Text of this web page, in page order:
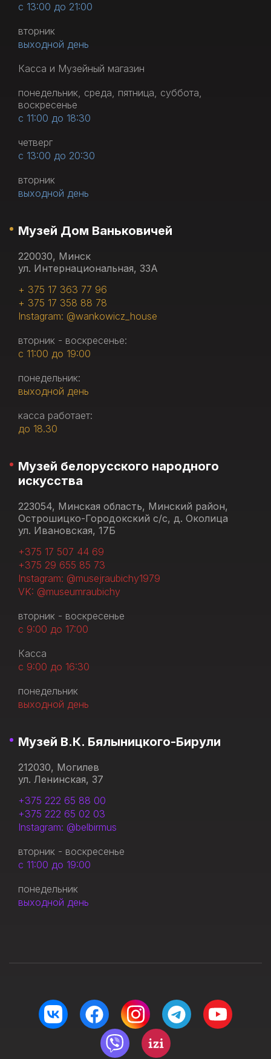
с 13:00 до 21:00
вторник
выходной день
Касса и Музейный магазин
понедельник, среда, пятница, суббота,
воскресенье
с 11:00 до 18:30
четверг
с 13:00 до 20:30
вторник
выходной день
Музей Дом Ваньковичей
220030, Минск
ул. Интернациональная, 33А
+ 375 17 363 77 96
+ 375 17 358 88 78
Instagram: @wankowicz_house
вторник - воскресенье:
с 11:00 до 19:00
понедельник:
выходной день
касса работает:
до 18.30
Музей белорусского народного
искусства
223054, Минская область, Минский район,
Острошицко-Городокский с/с, д. Околица
ул. Ивановская, 17Б
+375 17 507 44 69
+375 29 655 85 73
Instagram: @musejraubichy1979
VK: @museumraubichy
вторник - воскресенье
с 9:00 до 17:00
Касса
с 9:00 до 16:30
понедельник
выходной день
Музей В.К. Бялыницкого-Бирули
212030, Могилев
ул. Ленинская, 37
+375 222 65 88 00
+375 222 65 02 03
Instagram: @belbirmus
вторник - воскресенье
с 11:00 до 19:00
понедельник
выходной день